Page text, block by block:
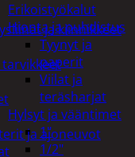
Erikoistyökalut
Hionta ja puhdistus
Tyynyt ja
paperit
Viilat ja
teräsharjat
Hylsyt ja vääntimet
1"
1/2"
ja kiinnikkeet
ja ajoneuvot